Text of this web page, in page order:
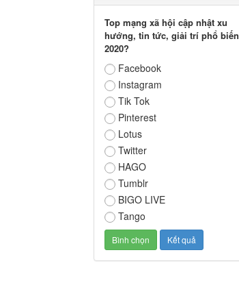
Top mạng xã hội cập nhật xu
hướng, tin tức, giải trí phổ biến
2020?
Facebook
Instagram
Tik Tok
Pinterest
Lotus
Twitter
HAGO
Tumblr
BIGO LIVE
Tango